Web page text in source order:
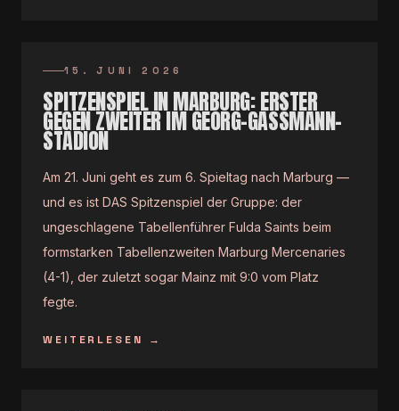
15. JUNI 2026
SPITZENSPIEL IN MARBURG: ERSTER
GEGEN ZWEITER IM GEORG-GASSMANN-
STADION
Am 21. Juni geht es zum 6. Spieltag nach Marburg —
und es ist DAS Spitzenspiel der Gruppe: der
ungeschlagene Tabellenführer Fulda Saints beim
formstarken Tabellenzweiten Marburg Mercenaries
(4-1), der zuletzt sogar Mainz mit 9:0 vom Platz
fegte.
WEITERLESEN →